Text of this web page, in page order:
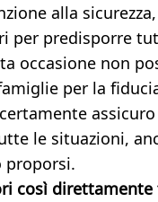
alla
per predisporre
occasione non
per la
le situazioni,
proporsi.
così direttamente